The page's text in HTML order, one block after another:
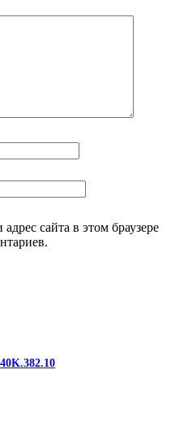
сайта в этом браузере